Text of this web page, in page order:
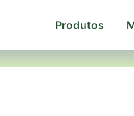
Produtos